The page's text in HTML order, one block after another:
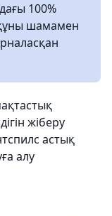
100%
шамамен
жіберу
астық
алу